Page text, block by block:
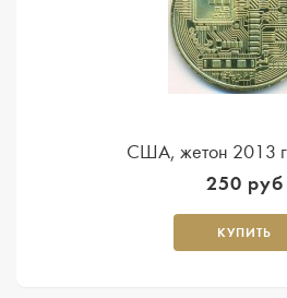
США, жетон 2013
250 руб
КУПИТЬ